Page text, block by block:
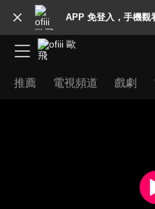
APP 免登入，手機觀
推薦 電視頻道 戲劇